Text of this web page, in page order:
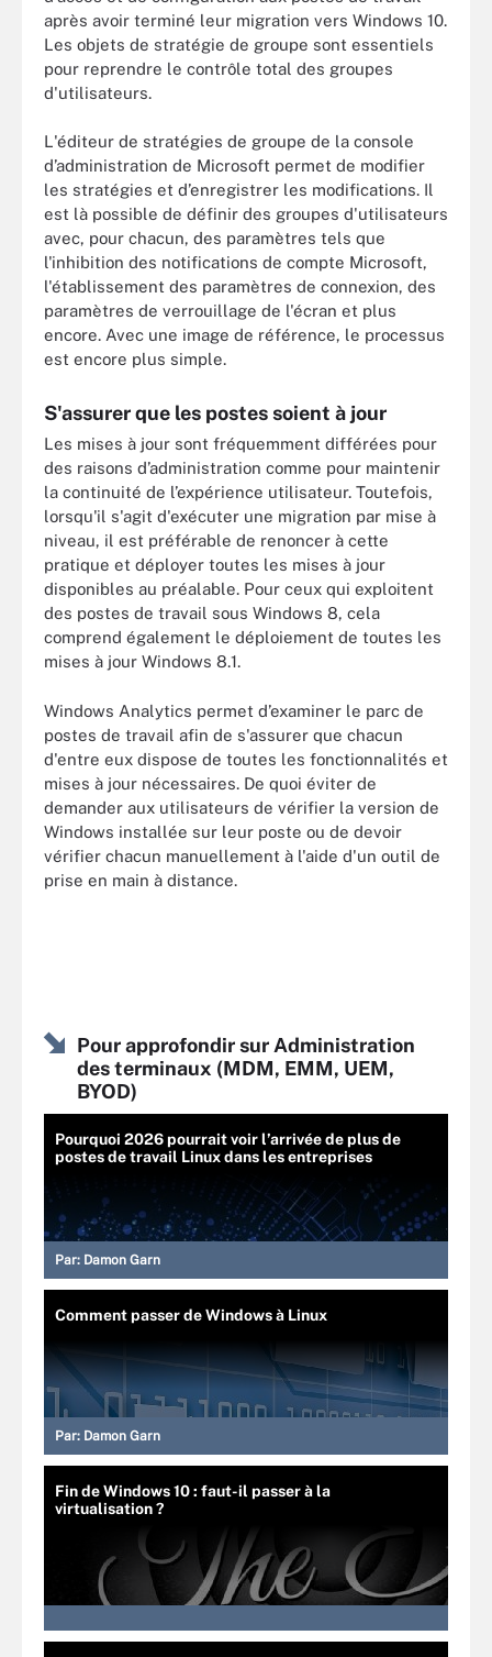
après avoir terminé leur migration vers Windows 10.
Les objets de stratégie de groupe sont essentiels
pour reprendre le contrôle total des groupes
d'utilisateurs.
L'éditeur de stratégies de groupe de la console
d’administration de Microsoft permet de modifier
les stratégies et d’enregistrer les modifications. Il
est là possible de définir des groupes d'utilisateurs
avec, pour chacun, des paramètres tels que
l'inhibition des notifications de compte Microsoft,
l'établissement des paramètres de connexion, des
paramètres de verrouillage de l'écran et plus
encore. Avec une image de référence, le processus
est encore plus simple.
S'assurer que les postes soient à jour
Les mises à jour sont fréquemment différées pour
des raisons d’administration comme pour maintenir
la continuité de l’expérience utilisateur. Toutefois,
lorsqu'il s'agit d'exécuter une migration par mise à
niveau, il est préférable de renoncer à cette
pratique et déployer toutes les mises à jour
disponibles au préalable. Pour ceux qui exploitent
des postes de travail sous Windows 8, cela
comprend également le déploiement de toutes les
mises à jour Windows 8.1.
Windows Analytics permet d’examiner le parc de
postes de travail afin de s'assurer que chacun
d'entre eux dispose de toutes les fonctionnalités et
mises à jour nécessaires. De quoi éviter de
demander aux utilisateurs de vérifier la version de
Windows installée sur leur poste ou de devoir
vérifier chacun manuellement à l'aide d'un outil de
prise en main à distance.
Pour approfondir sur Administration
des terminaux (MDM, EMM, UEM,
BYOD)
Pourquoi 2026 pourrait voir l’arrivée de plus de
postes de travail Linux dans les entreprises
Par: Damon Garn
Comment passer de Windows à Linux
Par: Damon Garn
Fin de Windows 10 : faut-il passer à la
virtualisation ?